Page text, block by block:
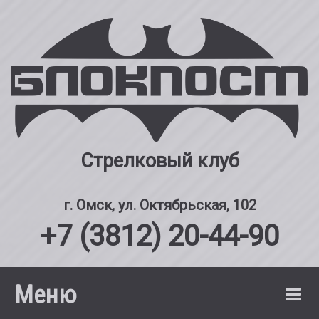
Стрелковый клуб
г. Омск, ул. Октябрьская, 102
+7 (3812) 20-44-90
Меню